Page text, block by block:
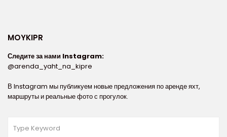
MOYKIPR
Следите за нами Instagram:
@arenda_yaht_na_kipre
В Instagram мы публикуем новые предложения по аренде яхт,
маршруты и реальные фото с прогулок.